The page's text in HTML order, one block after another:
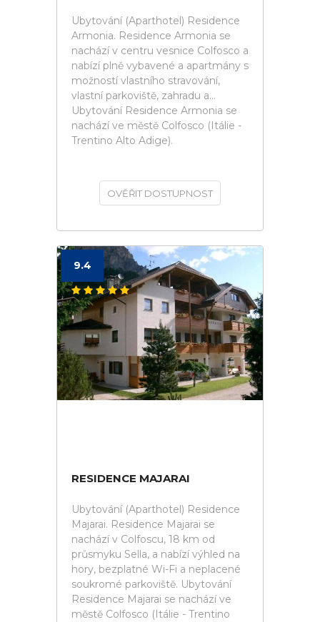
Ubytování (Aparthotel) Residence
Armonia. Residence Armonia se
nachází v centru vesnice Colfosco a
nabízí plně vybavené a apartmány s
možností vlastního stravování,
vlastní parkoviště, zahradu a...
Ubytování Residence Armonia se
nachází ve městě Colfosco (Itálie -
Trentino Alto Adige).
OVĚŘIT DOSTUPNOST
9.4
RESIDENCE MAJARAI
Ubytování (Aparthotel) Residence
Majarai. Residence Majarai se
nachází v Colfoscu, 18 km od
průsmyku Sella, a nabízí výhled na
hory, bezplatné Wi-Fi a neplacené
soukromé parkoviště. Ubytování
Residence Majarai se nachází ve
městě Colfosco (Itálie - Trentino